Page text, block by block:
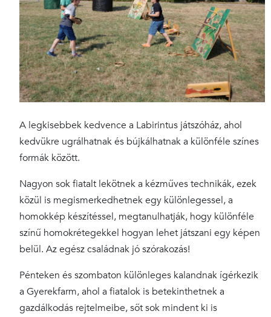
A legkisebbek kedvence a Labirintus játszóház, ahol
kedvükre ugrálhatnak és bújkálhatnak a különféle színes
formák között.
Nagyon sok fiatalt lekötnek a kézműves technikák, ezek
közül is megismerkedhetnek egy különlegessel, a
homokkép készítéssel, megtanulhatják, hogy különféle
színű homokrétegekkel hogyan lehet játszani egy képen
belül. Az egész családnak jó szórakozás!
Pénteken és szombaton különleges kalandnak ígérkezik
a Gyerekfarm, ahol a fiatalok is betekinthetnek a
gazdálkodás rejtelmeibe, sőt sok mindent ki is